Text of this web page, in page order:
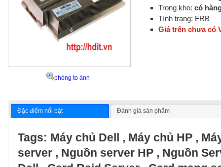
phóng to ảnh
Trong kho:có
Tình trạng: FRB
Giá trên chưa có
Đặc điểm nổi bật Đánh giá sản phẩm
Tags: Máy chủ Dell , Máy chủ HP,
server, Nguồn server HP, Nguồn